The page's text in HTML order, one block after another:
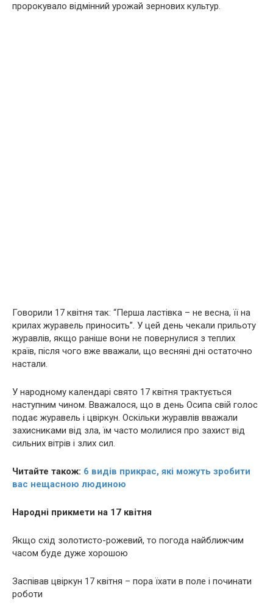
пророкувало відмінний урожай зернових культур.
Говорили 17 квітня так: “Перша ластівка – не весна, її на
крилах журавель приносить”. У цей день чекали прильоту
журавлів, якщо раніше вони не повернулися з теплих
країв, після чого вже вважали, що весняні дні остаточно
настали.
У народному календарі свято 17 квітня трактується
наступним чином. Вважалося, що в день Осипа свій голос
подає журавель і цвіркун. Оскільки журавлів вважали
захисниками від зла, їм часто молилися про захист від
сильних вітрів і злих сил.
Читайте також: 6 видів прикрас, які можуть зробити
вас нещасною людиною
Народні прикмети на 17 квітня
Якщо схід золотисто-рожевий, то погода найближчим
часом буде дуже хорошою
Заспівав цвіркун 17 квітня – пора їхати в поле і починати
роботи